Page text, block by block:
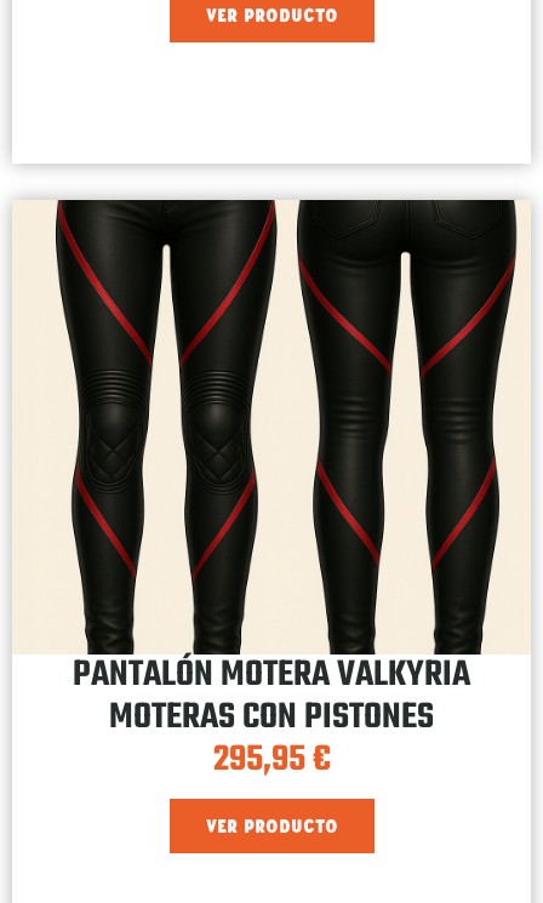
VER PRODUCTO
PANTALÓN MOTERA VALKYRIA
MOTERAS CON PISTONES
295,95€
VER PRODUCTO